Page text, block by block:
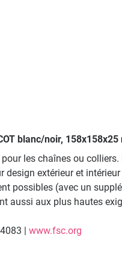
blanc/noir,
les chaînes ou
extérieur et
possibles (avec un
aussi aux plus hautes
| www.fsc.org